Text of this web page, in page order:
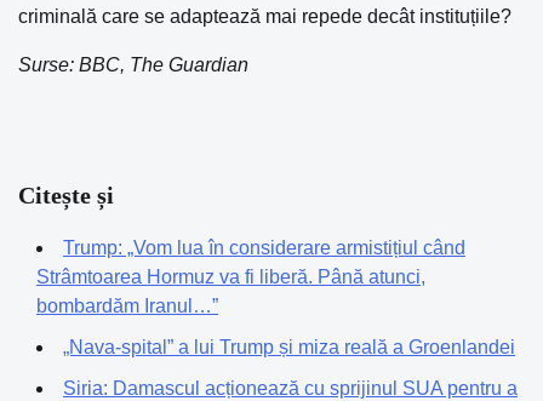
criminală care se adaptează mai repede decât instituțiile?
Surse: BBC, The Guardian
Citește și
Trump: „Vom lua în considerare armistițiul când
Strâmtoarea Hormuz va fi liberă. Până atunci,
bombardăm Iranul…”
„Nava-spital” a lui Trump și miza reală a Groenlandei
Siria: Damascul acționează cu sprijinul SUA pentru a